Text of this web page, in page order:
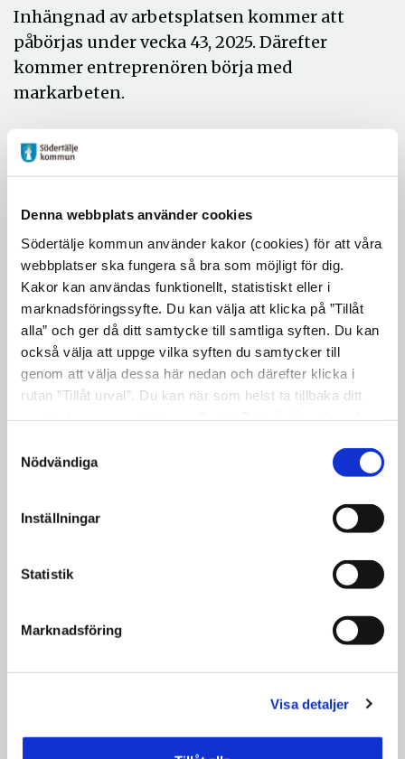
Denna webbplats använder cookies
Södertälje kommun använder kakor (cookies) för att våra
webbplatser ska fungera så bra som möjligt för dig.
Kakor kan användas funktionellt, statistiskt eller i
marknadsföringssyfte. Du kan välja att klicka på ”Tillåt
alla” och ger då ditt samtycke till samtliga syften. Du kan
också välja att uppge vilka syften du samtycker till
genom att välja dessa här nedan och därefter klicka i
rutan ”Tillåt urval”. Du kan när som helst ta tillbaka ditt
"Visa detaljer" kan du läsa om hur kakorna används och
hur vi och våra leverantörer inhämtar och behandlar
Nödvändiga
Inställningar
Statistik
Marknadsföring
Visa detaljer
Inhängnad av arbetsplatsen kommer att
påbörjas under vecka 43, 2025. Därefter
kommer entreprenören börja med
markarbeten.
Aktivitetsytan planeras bli klar under våren
2026, men om vintern blir mild kan den bli
Utförande entreprenörer är Orca och Gsson
El.
Här kommer den nya aktivitetsytan ligga. I
dagsläget är det en grusplan på platsen.